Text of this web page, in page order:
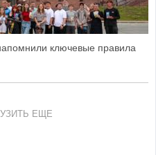
ключевые правила
ЕЩЕ